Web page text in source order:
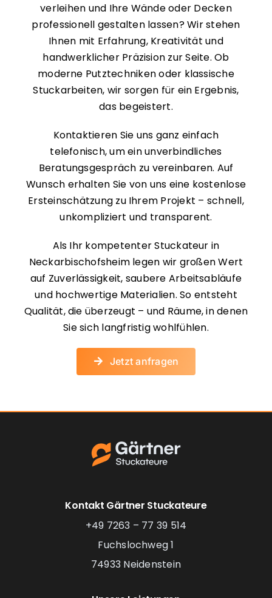
verleihen und Ihre Wände oder Decken
professionell gestalten lassen? Wir stehen
Ihnen mit Erfahrung, Kreativität und
handwerklicher Präzision zur Seite. Ob
moderne Putztechniken oder klassische
Stuckarbeiten, wir sorgen für ein Ergebnis,
das begeistert.
Kontaktieren Sie uns ganz einfach
telefonisch, um ein unverbindliches
Beratungsgespräch zu vereinbaren. Auf
Wunsch erhalten Sie von uns eine kostenlose
Ersteinschätzung zu Ihrem Projekt – schnell,
unkompliziert und transparent.
Als Ihr kompetenter Stuckateur in
Neckarbischofsheim legen wir großen Wert
auf Zuverlässigkeit, saubere Arbeitsabläufe
und hochwertige Materialien. So entsteht
Qualität, die überzeugt – und Räume, in denen
Sie sich langfristig wohlfühlen.
Jetzt anfragen
Kontakt Gärtner Stuckateure
+49 7263 – 77 39 514
Fuchslochweg 1
74933 Neidenstein